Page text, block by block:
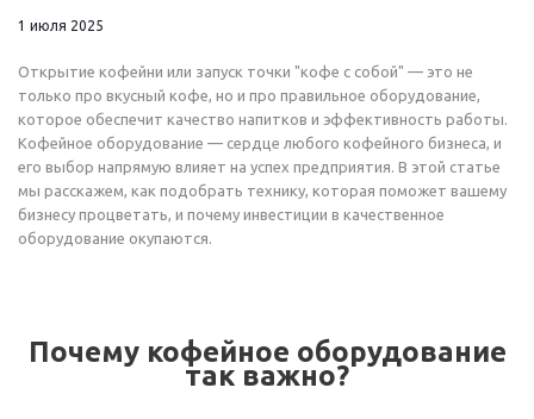
1 июля 2025
Открытие кофейни или запуск точки "кофе с собой" — это не
только про вкусный кофе, но и про правильное оборудование,
которое обеспечит качество напитков и эффективность работы.
Кофейное оборудование — сердце любого кофейного бизнеса, и
его выбор напрямую влияет на успех предприятия. В этой статье
мы расскажем, как подобрать технику, которая поможет вашему
бизнесу процветать, и почему инвестиции в качественное
оборудование окупаются.
Почему кофейное оборудование
так важно?